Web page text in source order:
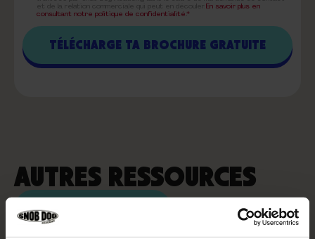
En savoir plus en
consultant notre politique de confidentialité.*
AUTRES RESSOURCES
VOIR PLUS D'ARTICLES